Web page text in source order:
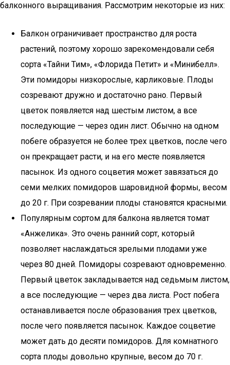
балконного выращивания. Рассмотрим некоторые из них:
Балкон ограничивает пространство для роста
растений, поэтому хорошо зарекомендовали себя
сорта «Тайни Тим», «Флорида Петит» и «Минибелл».
Эти помидоры низкорослые, карликовые. Плоды
созревают дружно и достаточно рано. Первый
цветок появляется над шестым листом, а все
последующие — через один лист. Обычно на одном
побеге образуется не более трех цветков, после чего
он прекращает расти, и на его месте появляется
пасынок. Из одного соцветия может завязаться до
семи мелких помидоров шаровидной формы, весом
до 20 г. При созревании плоды становятся красными.
Популярным сортом для балкона является томат
«Анжелика». Это очень ранний сорт, который
позволяет наслаждаться зрелыми плодами уже
через 80 дней. Помидоры созревают одновременно.
Первый цветок закладывается над седьмым листом,
а все последующие — через два листа. Рост побега
останавливается после образования трех цветков,
после чего появляется пасынок. Каждое соцветие
может дать до десяти помидоров. Для комнатного
сорта плоды довольно крупные, весом до 70 г.